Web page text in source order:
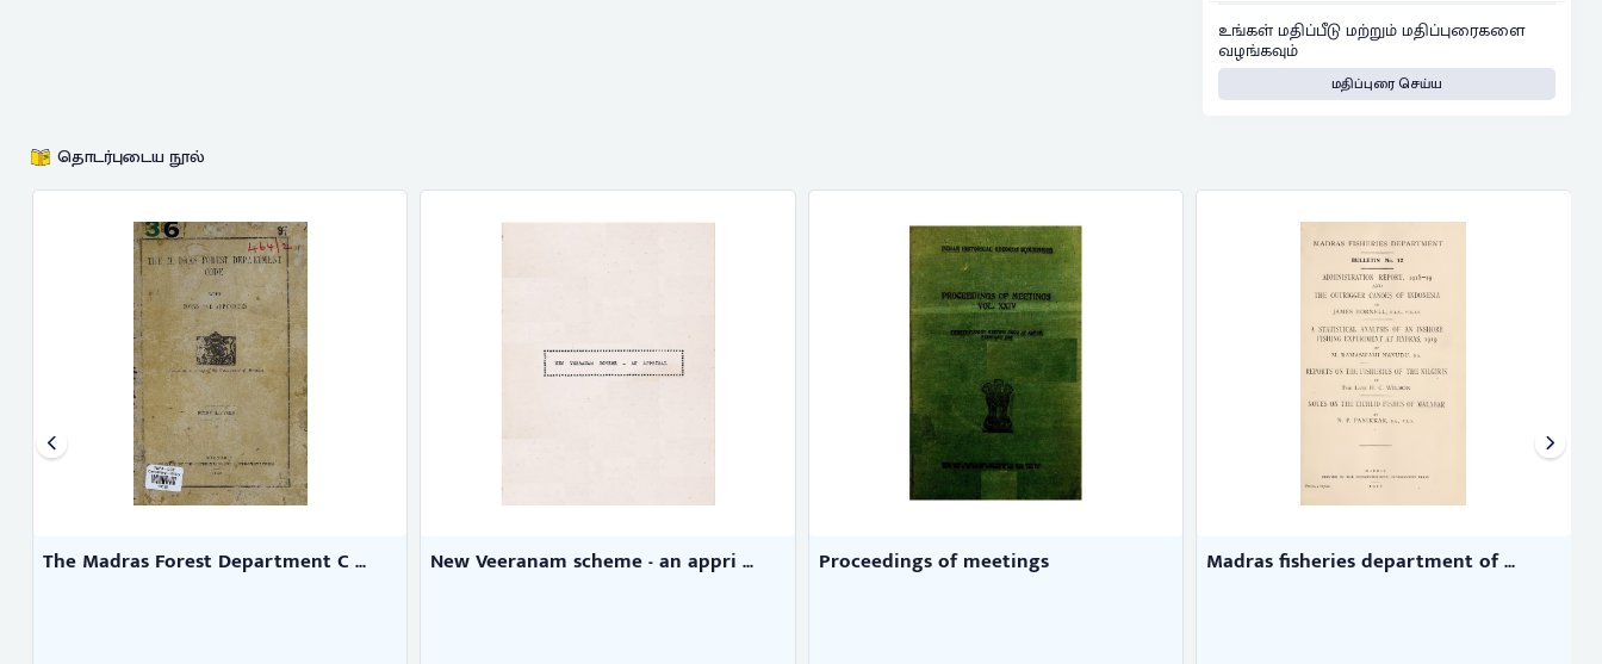
உங்கள் மதிப்பீடு மற்றும் மதிப்புரைகளை
வழங்கவும்
மதிப்புரை செய்ய
தொடர்புடைய நூல்
The Madras Forest Department C ... New Veeranam scheme - an appri ... Proceedings of meetings Madras fisheries department of ...